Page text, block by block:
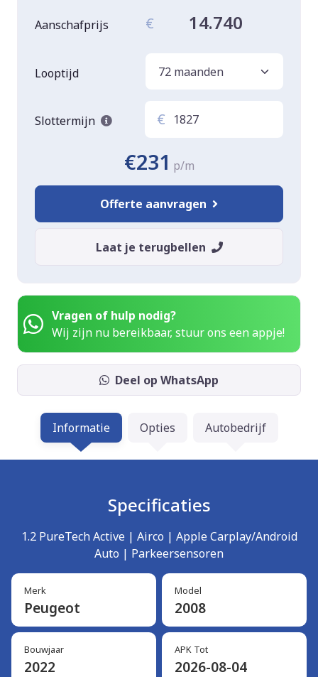
Aanschafprijs € 14.740
Looptijd
Slottermijn €
€231 p/m
Offerte aanvragen
Laat je terugbellen
Vragen of hulp nodig?
Wij zijn nu bereikbaar, stuur ons een appje!
Deel op WhatsApp
Informatie Opties Autobedrijf
Specificaties
1.2 PureTech Active | Airco | Apple Carplay/Android
Auto | Parkeersensoren
Merk
Peugeot
Model
2008
Bouwjaar
2022
APK Tot
2026-08-04